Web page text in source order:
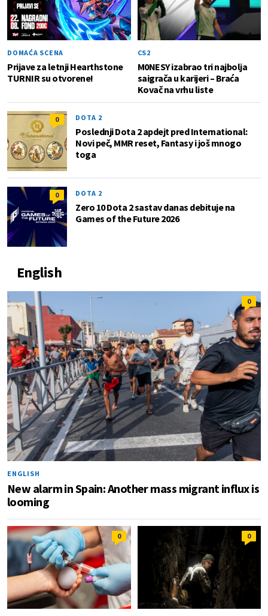
DOMAĆA SCENA
Prijave za letnji Hearthstone
TURNIR su otvorene!
CS2
M0NESY izabrao tri najbolja
saigrača u karijeri – Braća
Kovač na vrhu liste
0 DOTA 2
Poslednji Dota 2 apdejt pred International:
Novi peč, MMR reset, Fantasy i još mnogo
toga
0 DOTA 2
Zero 10 Dota 2 sastav danas debituje na
Games of the Future 2026
English
0
ENGLISH
New alarm in Spain: Another mass migrant influx is
looming
0 0